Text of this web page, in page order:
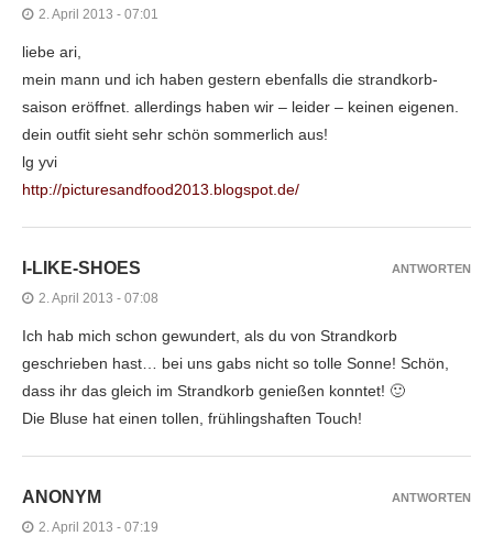
2. April 2013 - 07:01
liebe ari,
mein mann und ich haben gestern ebenfalls die strandkorb-
saison eröffnet. allerdings haben wir – leider – keinen eigenen.
dein outfit sieht sehr schön sommerlich aus!
lg yvi
http://picturesandfood2013.blogspot.de/
I-LIKE-SHOES
2. April 2013 - 07:08
Ich hab mich schon gewundert, als du von Strandkorb
geschrieben hast… bei uns gabs nicht so tolle Sonne! Schön,
dass ihr das gleich im Strandkorb genießen konntet! 🙂
Die Bluse hat einen tollen, frühlingshaften Touch!
ANTWORTEN
ANONYM
2. April 2013 - 07:19
ANTWORTEN